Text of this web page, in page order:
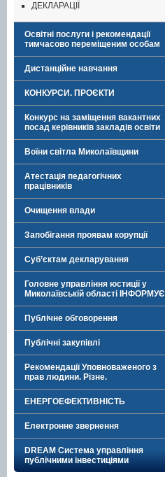
ДЕКЛАРАЦІЇ
Освітні послуги і рекомендації
тимчасово переміщеним особам
Дистанційне навчання
КОНКУРСИ. ПРОЄКТИ
Конкурс на заміщення вакантних
посад керівників закладів освіти
Воїни світла Миколаївщини
Атестація педагогічних
працівників
Очищення влади
Запобігання проявам корупції
Суб’єктам декларування
Головне управління юстиції у
Миколаївській області ІНФОРМУЄ
Публічне обговорення
Публічні закупівлі
Рекомендації Уповноваженого з
прав людини. Різне.
ЕНЕРГОЕФЕКТИВНІСТЬ
Електронне звернення
DREAM Система управління
публічними інвестиціями